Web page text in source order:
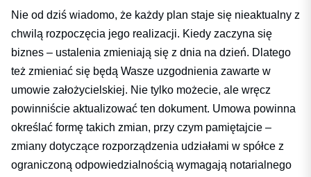
Nie od dziś wiadomo, że każdy plan staje się nieaktualny z
chwilą rozpoczęcia jego realizacji. Kiedy zaczyna się
biznes – ustalenia zmieniają się z dnia na dzień. Dlatego
też zmieniać się będą Wasze uzgodnienia zawarte w
umowie założycielskiej. Nie tylko możecie, ale wręcz
powinniście aktualizować ten dokument. Umowa powinna
określać formę takich zmian, przy czym pamiętajcie –
zmiany dotyczące rozporządzenia udziałami w spółce z
ograniczoną odpowiedzialnością wymagają notarialnego